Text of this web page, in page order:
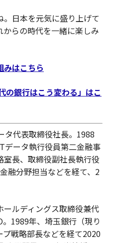
日本を元気に盛り上げて
らの時代を一緒に楽しみ
みはこちら
の銀行はこう変わる」はこ
タ代表取締役社長。1988
ータ執行役員第二金融事
長、取締役副社長執行役
融分野担当などを経て、2
ールディングス取締役兼代
1989年、埼玉銀行（現り
戦略部長などを経て2020